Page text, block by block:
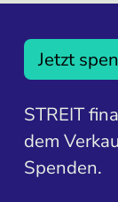
Jetzt
STREIT
dem
Spenden.